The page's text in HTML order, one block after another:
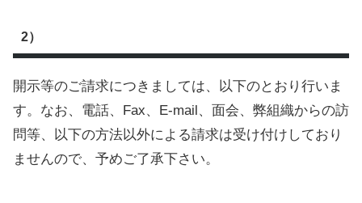
2）
開示等のご請求につきましては、以下のとおり行いま
す。なお、電話、Fax、E-mail、面会、弊組織からの訪
問等、以下の方法以外による請求は受け付けしており
ませんので、予めご了承下さい。